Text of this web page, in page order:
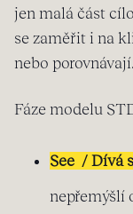
jen malá část
se zaměřit i na
nebo porovnávají.
Fáze modelu
See / Dívá
nepřemýšlí